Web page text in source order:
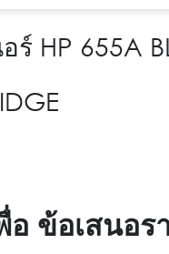
HP 655A
อ ข้อเสนอร